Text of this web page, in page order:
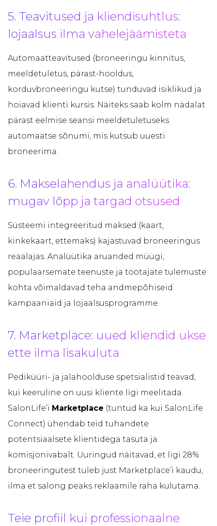
5. Teavitused ja kliendisuhtlus:
lojaalsus ilma vahelejäämisteta
Automaatteavitused (broneeringu kinnitus,
meeldetuletus, pärast-hooldus,
korduvbroneeringu kutse) tunduvad isiklikud ja
hoiavad klienti kursis. Näiteks saab kolm nädalat
pärast eelmise seansi meeldetuletuseks
automaatse sõnumi, mis kutsub uuesti
broneerima.
6. Makselahendus ja analüütika:
mugav lõpp ja targad otsused
Süsteemi integreeritud maksed (kaart,
kinkekaart, ettemaks) kajastuvad broneeringus
reaalajas. Analüütika aruanded müügi,
populaarsemate teenuste ja töötajate tulemuste
kohta võimaldavad teha andmepõhiseid
kampaaniaid ja lojaalsusprogramme.
7. Marketplace: uued kliendid ukse
ette ilma lisakuluta
Pediküüri- ja jalahoolduse spetsialistid teavad,
kui keeruline on uusi kliente ligi meelitada.
SalonLife’i Marketplace (tuntud ka kui SalonLife
Connect) ühendab teid tuhandete
potentsiaalsete klientidega tasuta ja
komisjonivabalt. Uuringud näitavad, et ligi 28%
broneeringutest tuleb just Marketplace’i kaudu,
ilma et salong peaks reklaamile raha kulutama.
Teie profiil kui professionaalne